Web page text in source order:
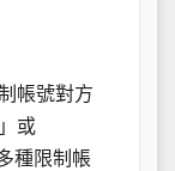
帳號對方
或
種限制帳